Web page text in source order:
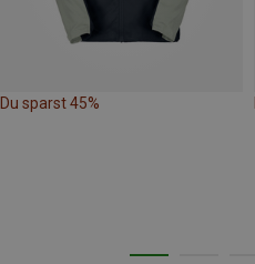
Du sparst 45%